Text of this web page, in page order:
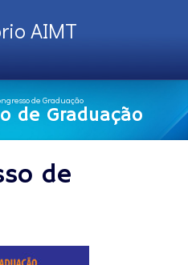
AIMT
de Graduação
de Graduação
de